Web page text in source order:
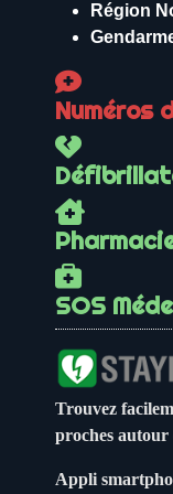
Région
Numéros
SOS
Trouvez
proches autour
Appli